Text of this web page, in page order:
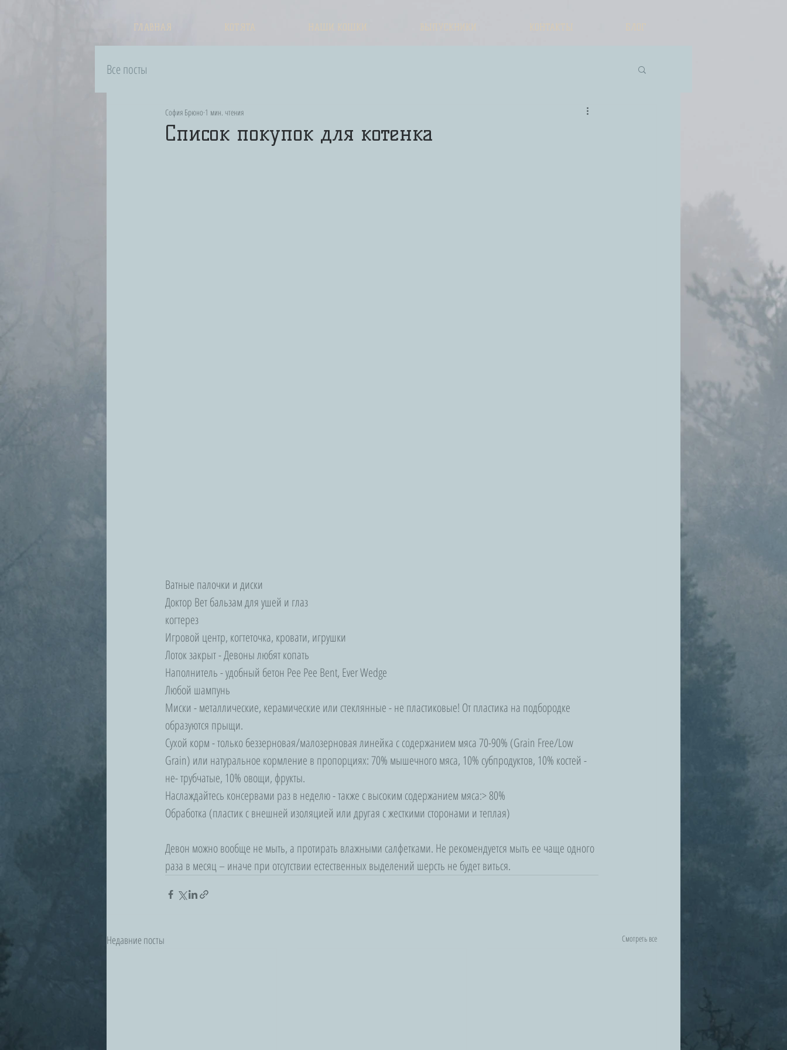
ГЛАВНАЯ КОТЯТА НАШИ КОШКИ ВЫПУСКНИКИ КОНТАКТЫ БЛОГ
Все посты
Список покупок для котенка
София Брюно 1 мин. чтения
Ватные палочки и диски
Доктор Вет бальзам для ушей и глаз
когтерез
Игровой центр, когтеточка, кровати, игрушки
Лоток закрыт - Девоны любят копать
Наполнитель - удобный бетон Pee Pee Bent, Ever Wedge
Любой шампунь
Миски - металлические, керамические или стеклянные - не пластиковые! От пластика на подбородке
образуются прыщи.
Сухой корм - только беззерновая/малозерновая линейка с содержанием мяса 70-90% (Grain Free/Low
Grain) или натуральное кормление в пропорциях: 70% мышечного мяса, 10% субпродуктов, 10% костей -
не- трубчатые, 10% овощи, фрукты.
Наслаждайтесь консервами раз в неделю - также с высоким содержанием мяса:> 80%
Обработка (пластик с внешней изоляцией или другая с жесткими сторонами и теплая)
Девон можно вообще не мыть, а протирать влажными салфетками. Не рекомендуется мыть ее чаще одного
раза в месяц – иначе при отсутствии естественных выделений шерсть не будет виться.
Недавние посты Смотреть все